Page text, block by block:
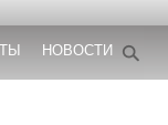
НОВОСТИ